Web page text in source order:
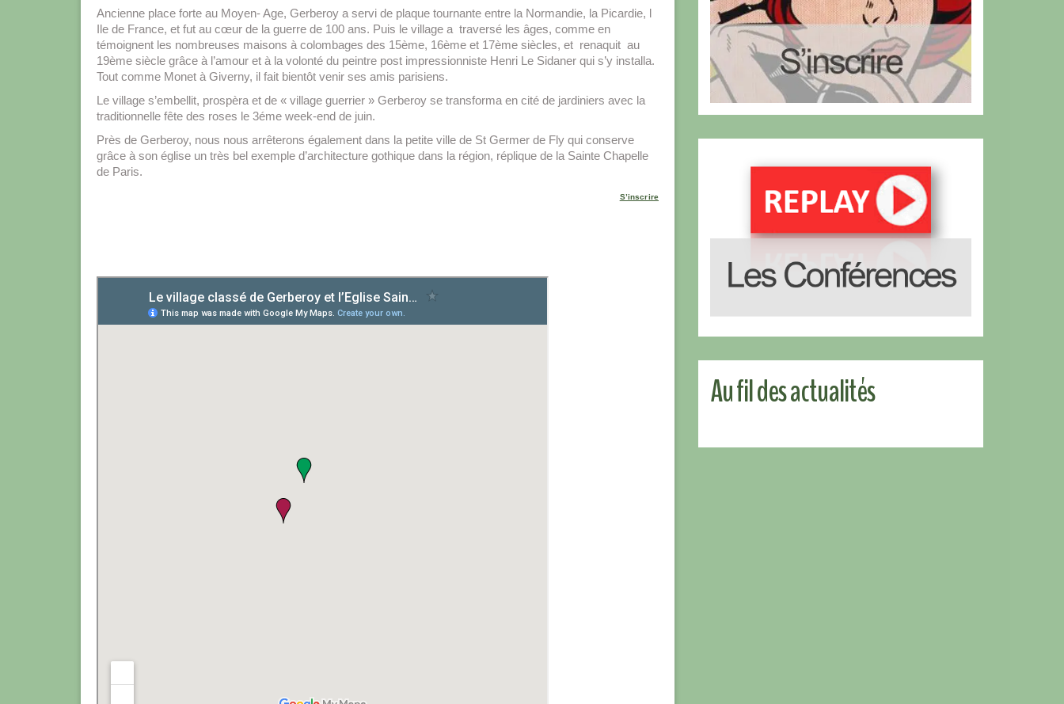
Ancienne place forte au Moyen- Age, Gerberoy a servi de plaque tournante entre la Normandie, la Picardie, l
Ile de France, et fut au cœur de la guerre de 100 ans. Puis le village a traversé les âges, comme en
témoignent les nombreuses maisons à colombages des 15ème, 16ème et 17ème siècles, et renaquit au
19ème siècle grâce à l’amour et à la volonté du peintre post impressionniste Henri Le Sidaner qui s’y installa.
Tout comme Monet à Giverny, il fait bientôt venir ses amis parisiens.
Le village s’embellit, prospèra et de « village guerrier » Gerberoy se transforma en cité de jardiniers avec la
traditionnelle fête des roses le 3éme week-end de juin.
Près de Gerberoy, nous nous arrêterons également dans la petite ville de St Germer de Fly qui conserve
grâce à son église un très bel exemple d’architecture gothique dans la région, réplique de la Sainte Chapelle
de Paris.
S’inscrire
Au fil des actualités